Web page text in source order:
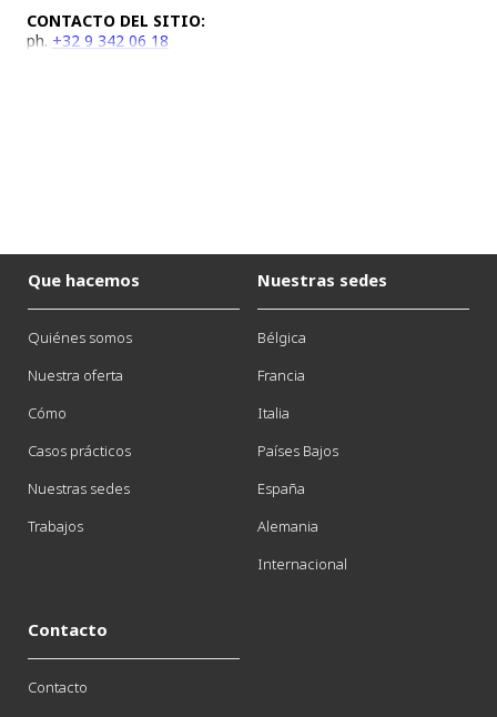
CONTACTO DEL SITIO:
ph. +32 9 342 06 18
Que hacemos
Quiénes somos
Nuestra oferta
Cómo
Casos prácticos
Nuestras sedes
Trabajos
Nuestras sedes
Bélgica
Francia
Italia
Países Bajos
España
Alemania
Internacional
Contacto
Contacto